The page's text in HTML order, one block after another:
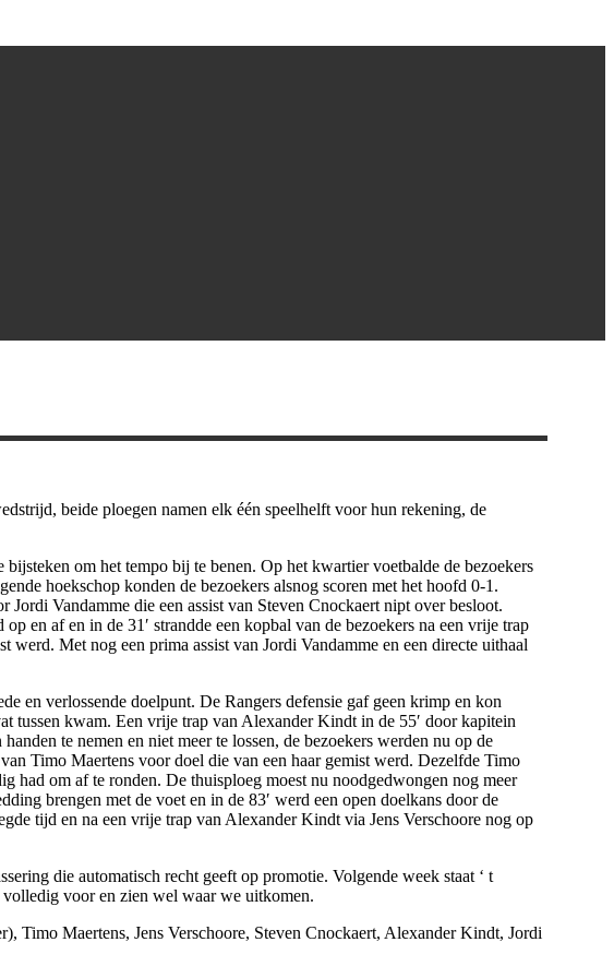
beide ploegen namen elk één speelhelft voor hun rekening, de
om het tempo bij te benen. Op het kwartier voetbalde de bezoekers
hoekschop konden de bezoekers alsnog scoren met het hoofd 0-1.
Vandamme die een assist van Steven Cnockaert nipt over besloot.
en af en in de 31′ strandde een kopbal van de bezoekers na een vrije trap
werd. Met nog een prima assist van Jordi Vandamme en een directe uithaal
en verlossende doelpunt. De Rangers defensie gaf geen krimp en kon
tussen kwam. Een vrije trap van Alexander Kindt in de 55′ door kapitein
te nemen en niet meer te lossen, de bezoekers werden nu op de
Timo Maertens voor doel die van een haar gemist werd. Dezelfde Timo
had om af te ronden. De thuisploeg moest nu noodgedwongen nog meer
brengen met de voet en in de 83′ werd een open doelkans door de
tijd en na een vrije trap van Alexander Kindt via Jens Verschoore nog op
die automatisch recht geeft op promotie. Volgende week staat ‘ t
volledig voor en zien wel waar we uitkomen.
Timo Maertens, Jens Verschoore, Steven Cnockaert, Alexander Kindt, Jordi